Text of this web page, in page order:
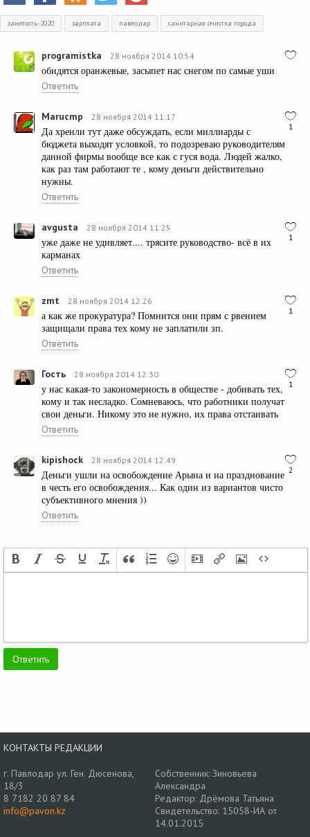
занятость-2020 зарплата павлодар санитарная очистка города
programistka 28 ноября 2014 10:54
обидятся оранжевые, засыпет нас снегом по самые уши
Ответить
1
Marucmp 28 ноября 2014 11:17
Да хренли тут даже обсуждать, если миллиарды с
бюджета выходят условкой, то подозреваю руководителям
данной фирмы вообще все как с гуся вода. Людей жалко,
как раз там работают те , кому деньги действительно
нужны.
Ответить
1
avgusta 28 ноября 2014 11:25
уже даже не удивляет.... трясите руководство- всё в их
карманах
Ответить
1
zmt 28 ноября 2014 12:26
а как же прокуратура? Помнится они прям с рвением
защищали права тех кому не заплатили зп.
Ответить
1
Гость 28 ноября 2014 12:30
у нас какая-то закономерность в обществе - добивать тех,
кому и так несладко. Сомневаюсь, что работники получат
свои деньги. Никому это не нужно, их права отстаивать
Ответить
2
kipishock 28 ноября 2014 12:49
Деньги ушли на освобождение Арына и на празднование
в честь его освобождения... Как один из вариантов чисто
субъективного мнения ))
Ответить
КОНТАКТЫ РЕДАКЦИИ
г. Павлодар ул. Ген. Дюсенова,
18/3
8 7182 20 87 84
info@pavon.kz
Собственник: Зиновьева
Александра
Редактор: Дрёмова Татьяна
Свидетельство: 15058-ИА от
14.01.2015